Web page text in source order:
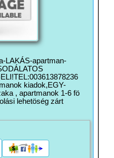
LAKÁS-apartman-
kiadok,EGY-
, apartmanok 1-6 fö
lehetöség zárt